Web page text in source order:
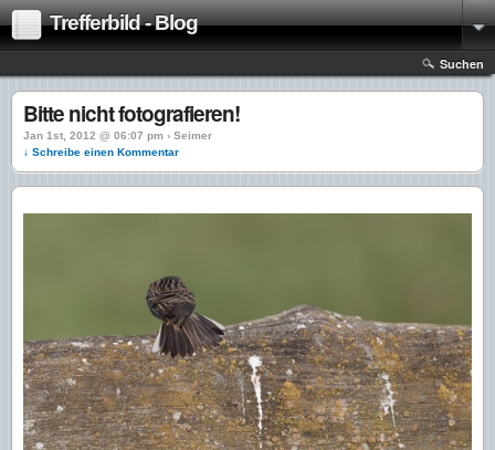
Trefferbild - Blog
Suchen
Bitte nicht fotografieren!
Jan 1st, 2012 @ 06:07 pm › Seimer
↓ Schreibe einen Kommentar